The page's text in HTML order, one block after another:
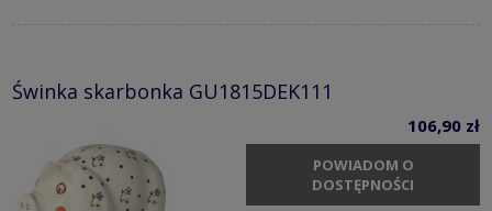
Świnka skarbonka GU1815DEK111
106,90 zł
POWIADOM O
DOSTĘPNOŚCI